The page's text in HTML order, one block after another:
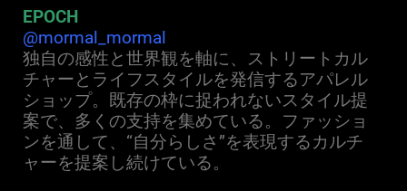
EPOCH
@mormal_mormal
独自の感性と世界観を軸に、ストリートカル
チャーとライフスタイルを発信するアパレル
ショップ。既存の枠に捉われないスタイル提
案で、多くの支持を集めている。ファッショ
ンを通して、“自分らしさ”を表現するカルチ
ャーを提案し続けている。